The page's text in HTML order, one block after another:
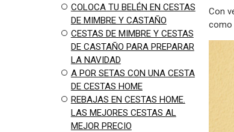
COLOCA TU BELÉN EN CESTAS
DE MIMBRE Y CASTAÑO
CESTAS DE MIMBRE Y CESTAS
DE CASTAÑO PARA PREPARAR
LA NAVIDAD
A POR SETAS CON UNA CESTA
DE CESTAS HOME
REBAJAS EN CESTAS HOME.
LAS MEJORES CESTAS AL
MEJOR PRECIO
Con
como